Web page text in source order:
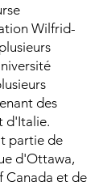
Wilfrid-
des
d'Italie.
partie de
d'Ottawa,
Canada et de